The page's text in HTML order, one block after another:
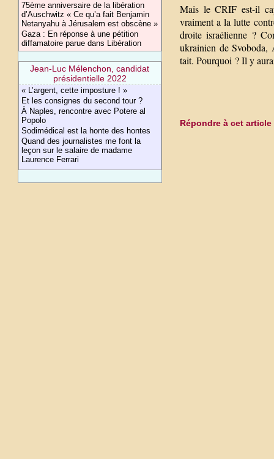
75ème anniversaire de la libération
d’Auschwitz « Ce qu’a fait Benjamin
Netanyahu à Jérusalem est obscène »
Gaza : En réponse à une pétition
diffamatoire parue dans Libération
Jean-Luc Mélenchon, candidat
présidentielle 2022
« L’argent, cette imposture ! »
Et les consignes du second tour ?
À Naples, rencontre avec Potere al
Popolo
Sodimédical est la honte des hontes
Quand des journalistes me font la
leçon sur le salaire de madame
Laurence Ferrari
Mais le CRIF est-il
vraiment a la lutte
droite israélienne ?
ukrainien de Svoboda,
tait. Pourquoi ? Il y
Répondre à cet article